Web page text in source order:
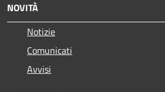
NOVITÀ
Notizie
Comunicati
Avvisi